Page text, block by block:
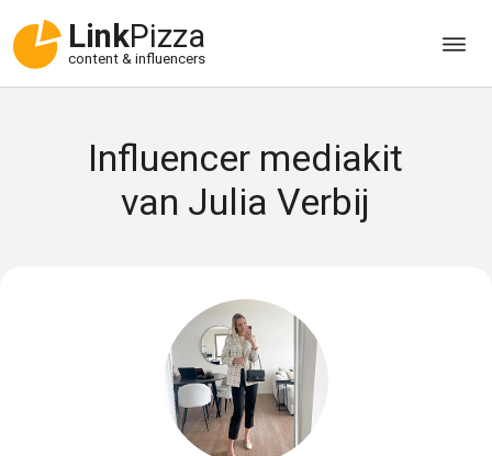
LinkPizza
content & influencers
Influencer mediakit
van Julia Verbij